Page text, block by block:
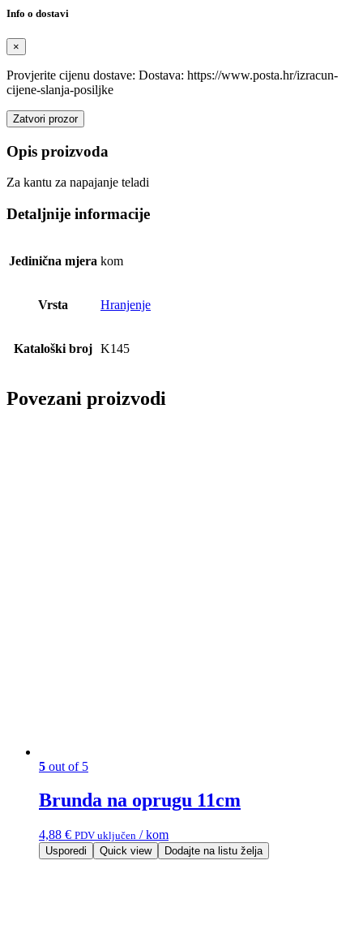
Info o dostavi
×
Provjerite cijenu dostave: Dostava: https://www.posta.hr/izracun-
cijene-slanja-posiljke
Zatvori prozor
Opis proizvoda
Za kantu za napajanje teladi
Detaljnije informacije
Jedinična mjera kom
Vrsta Hranjenje
Kataloški broj K145
Povezani proizvodi
5 out of 5
Brunda na oprugu 11cm
4,88 € PDV uključen / kom
Usporedi Quick view Dodajte na listu želja